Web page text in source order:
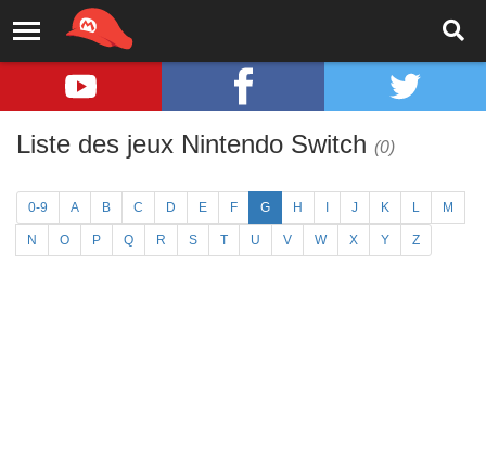
Liste des jeux Nintendo Switch (0)
0-9 A B C D E F G H J K L M
N O P Q R S T U V W X Y Z